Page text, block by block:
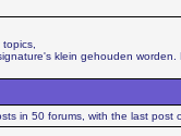
klein gehouden worden.
in 50 forums, with the last post